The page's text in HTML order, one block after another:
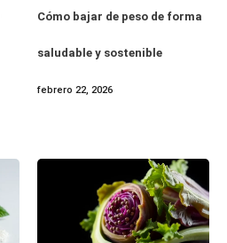
Cómo bajar de peso de forma
saludable y sostenible
febrero 22, 2026